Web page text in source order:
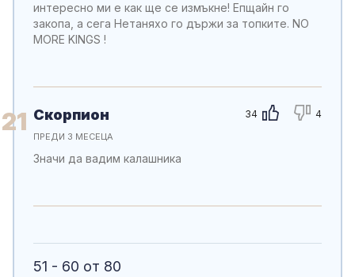
интересно ми е как ще се измъкне! Епщайн го
закопа, а сега Нетаняхо го държи за топките. NO
MORE KINGS !
21 34 4
Скорпион
ПРЕДИ 3 МЕСЕЦА
Значи да вадим калашника
51 - 60 от 80